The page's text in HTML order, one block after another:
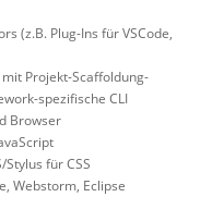
(z.B. Plug-Ins für VSCode,
Projekt-Scaffoldung-
spezifische CLI
Browser
Stylus für CSS
Webstorm, Eclipse